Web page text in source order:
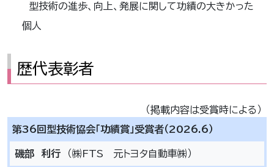
型技術の進歩、向上、発展に関して功績の大きかった
個人
歴代表彰者
（掲載内容は受賞時による）
第36回型技術協会「功績賞」受賞者（2026.6）
磯部 利行 （㈱FTS 元トヨタ自動車㈱）